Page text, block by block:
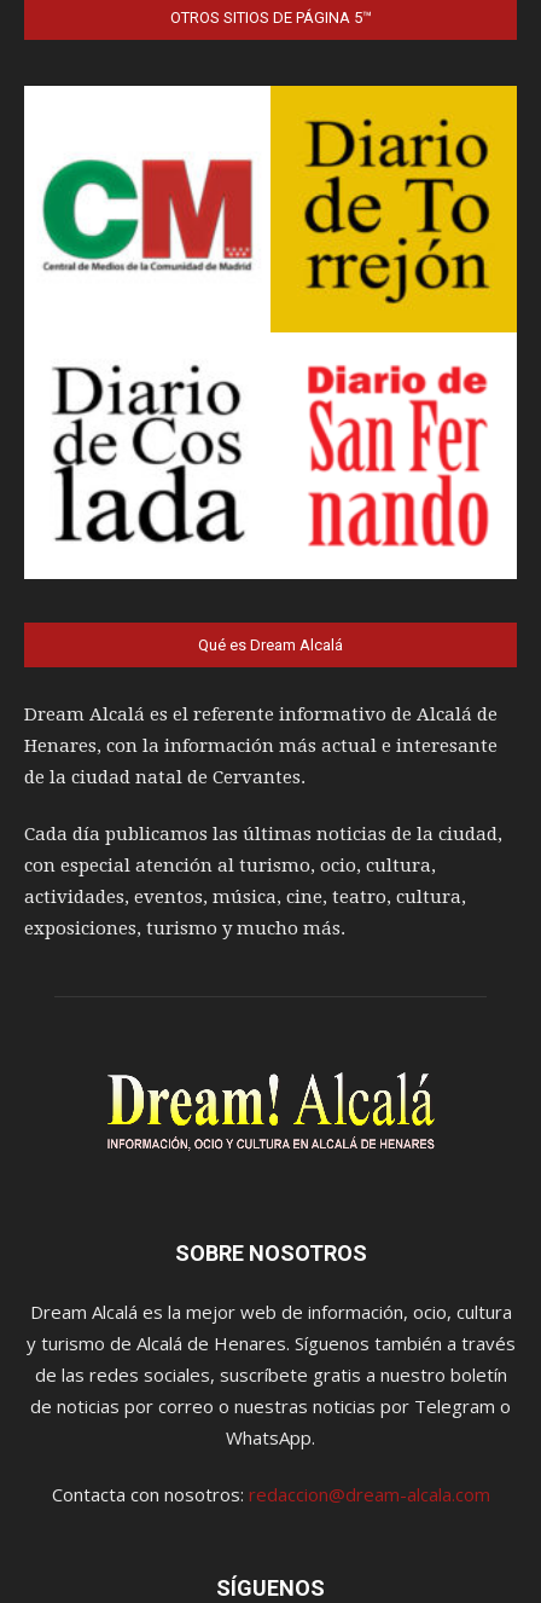
OTROS SITIOS DE PÁGINA 5™
Qué es Dream Alcalá
Dream Alcalá es el referente informativo de Alcalá de
Henares, con la información más actual e interesante
de la ciudad natal de Cervantes.
Cada día publicamos las últimas noticias de la ciudad,
con especial atención al turismo, ocio, cultura,
actividades, eventos, música, cine, teatro, cultura,
exposiciones, turismo y mucho más.
SOBRE NOSOTROS
Dream Alcalá es la mejor web de información, ocio, cultura
y turismo de Alcalá de Henares. Síguenos también a través
de las redes sociales, suscríbete gratis a nuestro boletín
de noticias por correo o nuestras noticias por Telegram o
WhatsApp.
Contacta con nosotros: redaccion@dream-alcala.com
SÍGUENOS